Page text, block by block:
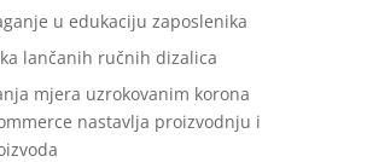
u edukaciju zaposlenika
lančanih ručnih dizalica
mjera uzrokovanim korona
nastavlja proizvodnju i